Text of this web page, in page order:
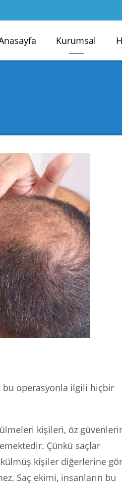
Kurumsal
bu operasyonla ilgili hiçbir
kişileri, öz
Çünkü saçlar
kişiler diğerlerine
Saç ekimi, insanların bu